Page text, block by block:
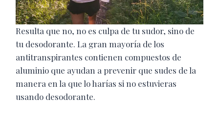
Resulta que no, no es culpa de tu sudor, sino de
tu desodorante. La gran mayoría de los
antitranspirantes contienen compuestos de
aluminio que ayudan a prevenir que sudes de la
manera en la que lo harías si no estuvieras
usando desodorante.